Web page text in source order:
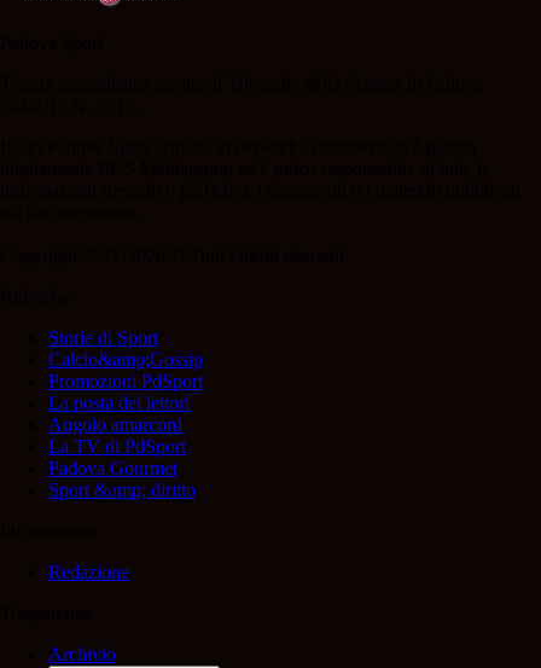
Storie di Sport
Calcio&amp;Gossip
Promozioni PdSport
La posta dei lettori
Angolo amarcord
La TV di PdSport
Padova Gourmet
Sport &amp; diritto
Redazione
Archivio